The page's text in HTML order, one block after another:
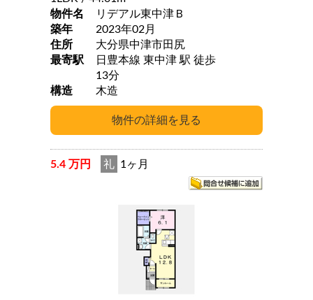
物件名
リデアル東中津Ｂ
築年
2023年02月
住所
大分県中津市田尻
最寄駅
日豊本線 東中津 駅 徒歩
13分
構造
木造
5.4 万円 礼 1ヶ月